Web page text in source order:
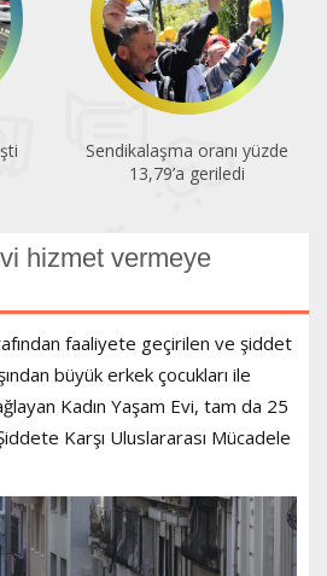
İlk altı ayda 150 kadın
öldürüldü
hizmet vermeye
faaliyete geçirilen ve şiddet
büyük erkek çocukları ile
Kadın Yaşam Evi, tam da 25
Karşı Uluslararası Mücadele